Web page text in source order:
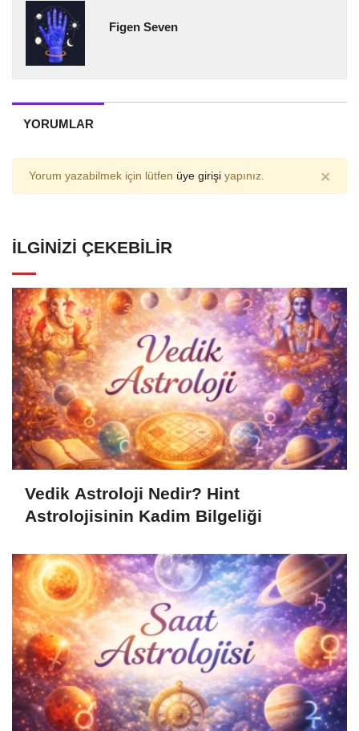
Figen Seven
YORUMLAR
Yorum yazabilmek için lütfen üye girişi yapınız. ×
İLGINIZI ÇEKEBILIR
Vedik Astroloji Nedir? Hint
Astrolojisinin Kadim Bilgeliği